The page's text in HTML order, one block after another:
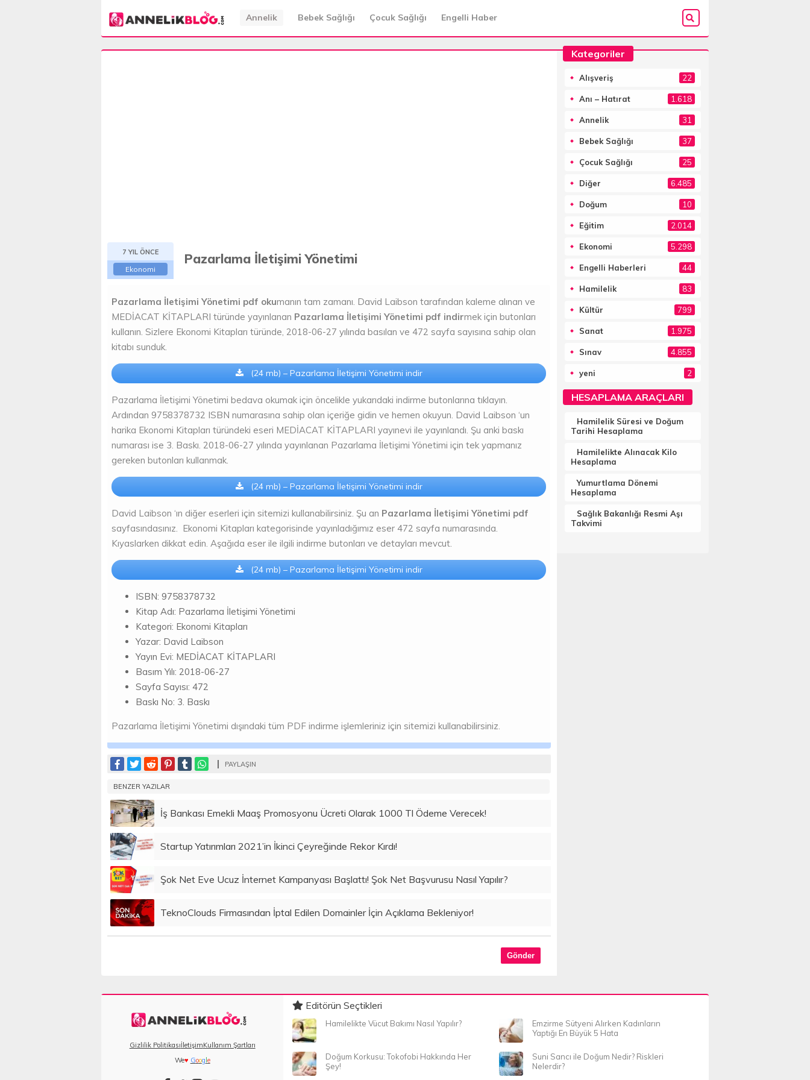
Annelik Bebek Sağlığı Çocuk Sağlığı Engelli Haber
7 YIL ÖNCE
Ekonomi
Pazarlama İletişimi Yönetimi
Pazarlama İletişimi Yönetimi pdf okumanın tam zamanı. David Laibson tarafından kaleme alınan ve
MEDİACAT KİTAPLARI türünde yayınlanan Pazarlama İletişimi Yönetimi pdf indirmek için butonları
kullanın. Sizlere Ekonomi Kitapları türünde, 2018-06-27 yılında basılan ve 472 sayfa sayısına sahip olan
kitabı sunduk.
(24 mb) – Pazarlama İletişimi Yönetimi indir
Pazarlama İletişimi Yönetimi bedava okumak için öncelikle yukarıdaki indirme butonlarına tıklayın.
Ardından 9758378732 ISBN numarasına sahip olan içeriğe gidin ve hemen okuyun. David Laibson ‘un
harika Ekonomi Kitapları türündeki eseri MEDİACAT KİTAPLARI yayınevi ile yayınlandı. Şu anki baskı
numarası ise 3. Baskı. 2018-06-27 yılında yayınlanan Pazarlama İletişimi Yönetimi için tek yapmanız
gereken butonları kullanmak.
(24 mb) – Pazarlama İletişimi Yönetimi indir
David Laibson ‘ın diğer eserleri için sitemizi kullanabilirsiniz. Şu an Pazarlama İletişimi Yönetimi pdf
sayfasındasınız. Ekonomi Kitapları kategorisinde yayınladığımız eser 472 sayfa numarasında.
Kıyaslarken dikkat edin. Aşağıda eser ile ilgili indirme butonları ve detayları mevcut.
(24 mb) – Pazarlama İletişimi Yönetimi indir
ISBN: 9758378732
Kitap Adı: Pazarlama İletişimi Yönetimi
Kategori: Ekonomi Kitapları
Yazar: David Laibson
Yayın Evi: MEDİACAT KİTAPLARI
Basım Yılı: 2018-06-27
Sayfa Sayısı: 472
Baskı No: 3. Baskı
Pazarlama İletişimi Yönetimi dışındaki tüm PDF indirme işlemleriniz için sitemizi kullanabilirsiniz.
PAYLAŞIN
BENZER YAZILAR
İş Bankası Emekli Maaş Promosyonu Ücreti Olarak 1000 Tl Ödeme Verecek!
Startup Yatırımları 2021’in İkinci Çeyreğinde Rekor Kırdı!
Şok Net Eve Ucuz İnternet Kampanyası Başlattı! Şok Net Başvurusu Nasıl Yapılır?
TeknoClouds Firmasından İptal Edilen Domainler İçin Açıklama Bekleniyor!
Kategoriler
Alışveriş 22
Anı – Hatırat 1.618
Annelik 31
Bebek Sağlığı 37
Çocuk Sağlığı 25
Diğer 6.485
Doğum 10
Eğitim 2.014
Ekonomi 5.298
Engelli Haberleri 44
Hamilelik 83
Kültür 799
Sanat 1.975
Sınav 4.855
yeni 2
HESAPLAMA ARAÇLARI
Hamilelik Süresi ve Doğum
Tarihi Hesaplama
Hamilelikte Alınacak Kilo
Hesaplama
Yumurtlama Dönemi
Hesaplama
Sağlık Bakanlığı Resmi Aşı
Takvimi
Gizlilik PolitikasıİletişimKullanım Şartları
We♥ Goog e
Editörün Seçtikleri
Hamilelikte Vücut Bakımı Nasıl Yapılır?
Doğum Korkusu: Tokofobi Hakkında Her
Şey!
Emzirme Sütyeni Alırken Kadınların
Yaptığı En Büyük 5 Hata
Suni Sancı ile Doğum Nedir? Riskleri
Nelerdir?